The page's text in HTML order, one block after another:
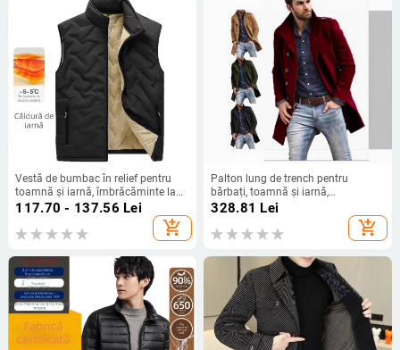
Vestă de bumbac în relief pentru
toamnă și iarnă, îmbrăcăminte la
modă pentru bărbați, vestă
căptușită caldă, vestă de catifea,
en-gros
117.70 - 137.56 Lei
add_shopping_cart
Palton lung de trench pentru
bărbați, toamnă și iarnă,
transfrontalier, Europa și Statele
Unite, din lână, cu guler înalt,
culoare solidă, jachetă bărbătească,
328.81 Lei
add_shopping_cart